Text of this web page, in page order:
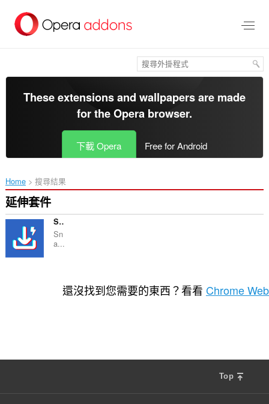
區
These extensions and wallpapers are made
for theOpera browser.
下載 Opera Free for Android
Home 搜尋結果
延伸套件
SnapTik
Sn
a...
還沒找到您需要的東西？看看 Chrome
Top